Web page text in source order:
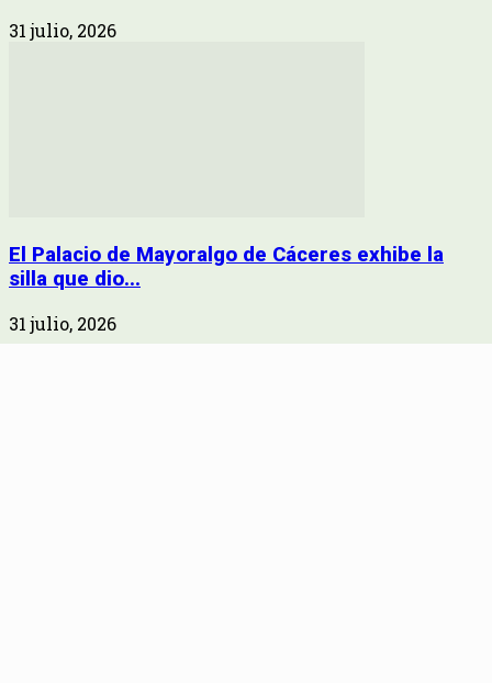
31 julio, 2026
El Palacio de Mayoralgo de Cáceres exhibe la
silla que dio...
31 julio, 2026